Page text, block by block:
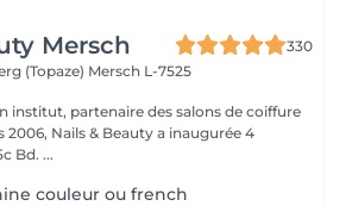
Mersch
330
(Topaze) Mersch L-7525
institut, partenaire des salons de coiffure
2006, Nails & Beauty a inaugurée 4
Bd. ...
couleur ou french